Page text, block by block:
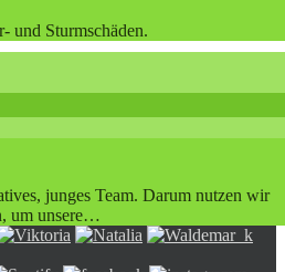
und Sturmschäden.
junges Team. Darum nutzen wir
um unsere…